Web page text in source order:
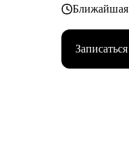
Ближайшая
Записаться